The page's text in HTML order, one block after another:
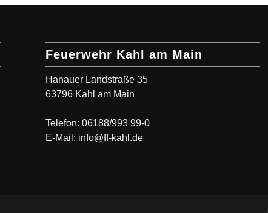
Feuerwehr Kahl am Main
Hanauer Landstraße 35
63796 Kahl am Main
Telefon: 06188/993 99-0
E-Mail: info@ff-kahl.de